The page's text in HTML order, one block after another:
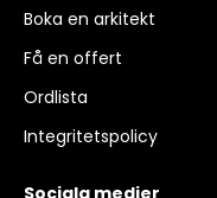
Boka en arkitekt
Få en offert
Ordlista
Integritetspolicy
Sociala medier